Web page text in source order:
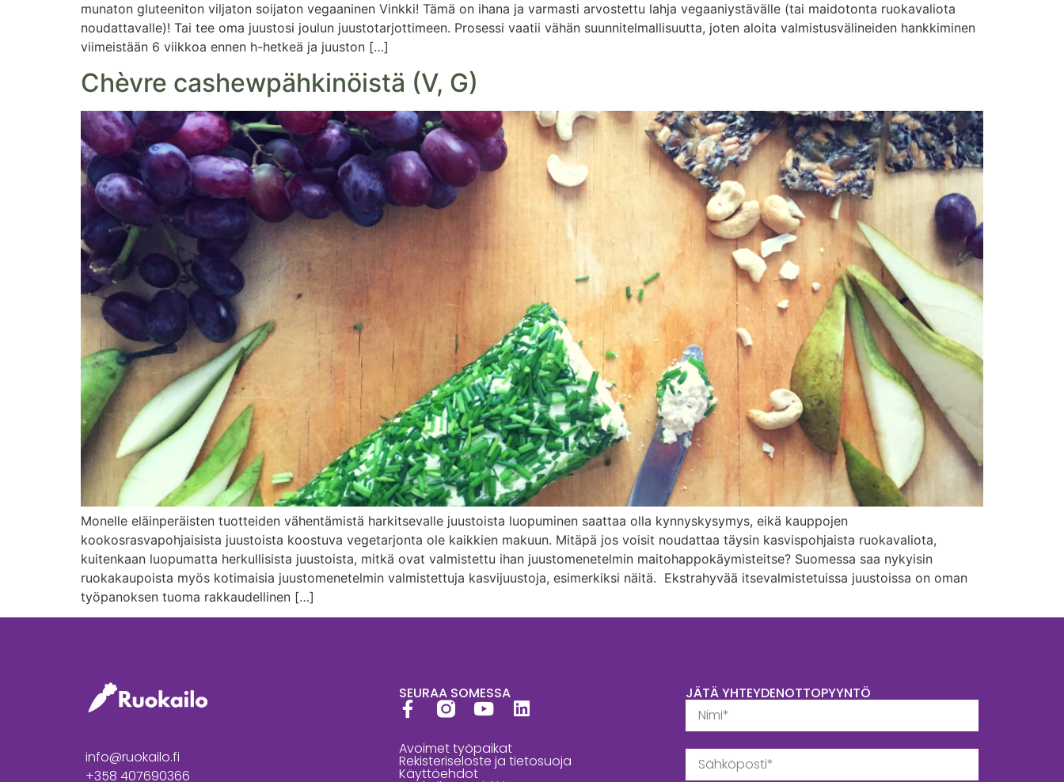
munaton gluteeniton viljaton soijaton vegaaninen Vinkki! Tämä on ihana ja varmasti arvostettu lahja vegaaniystävälle (tai maidotonta ruokavaliota
noudattavalle)! Tai tee oma juustosi joulun juustotarjottimeen. Prosessi vaatii vähän suunnitelmallisuutta, joten aloita valmistusvälineiden hankkiminen
viimeistään 6 viikkoa ennen h-hetkeä ja juuston […]
Chèvre cashewpähkinöistä (V, G)
Monelle eläinperäisten tuotteiden vähentämistä harkitsevalle juustoista luopuminen saattaa olla kynnyskysymys, eikä kauppojen
kookosrasvapohjaisista juustoista koostuva vegetarjonta ole kaikkien makuun. Mitäpä jos voisit noudattaa täysin kasvispohjaista ruokavaliota,
kuitenkaan luopumatta herkullisista juustoista, mitkä ovat valmistettu ihan juustomenetelmin maitohappokäymisteitse? Suomessa saa nykyisin
ruokakaupoista myös kotimaisia juustomenetelmin valmistettuja kasvijuustoja, esimerkiksi näitä. Ekstrahyvää itsevalmistetuissa juustoissa on oman
työpanoksen tuoma rakkaudellinen […]
info@ruokailo.fi
+358 407690366
SEURAA SOMESSA
Avoimet työpaikat
Rekisteriseloste ja tietosuoja
Käyttöehdot
JÄTÄ YHTEYDENOTTOPYYNTÖ